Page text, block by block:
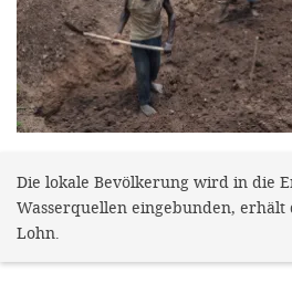
Die lokale Bevölkerung wird in die
Wasserquellen eingebunden,
Lohn.